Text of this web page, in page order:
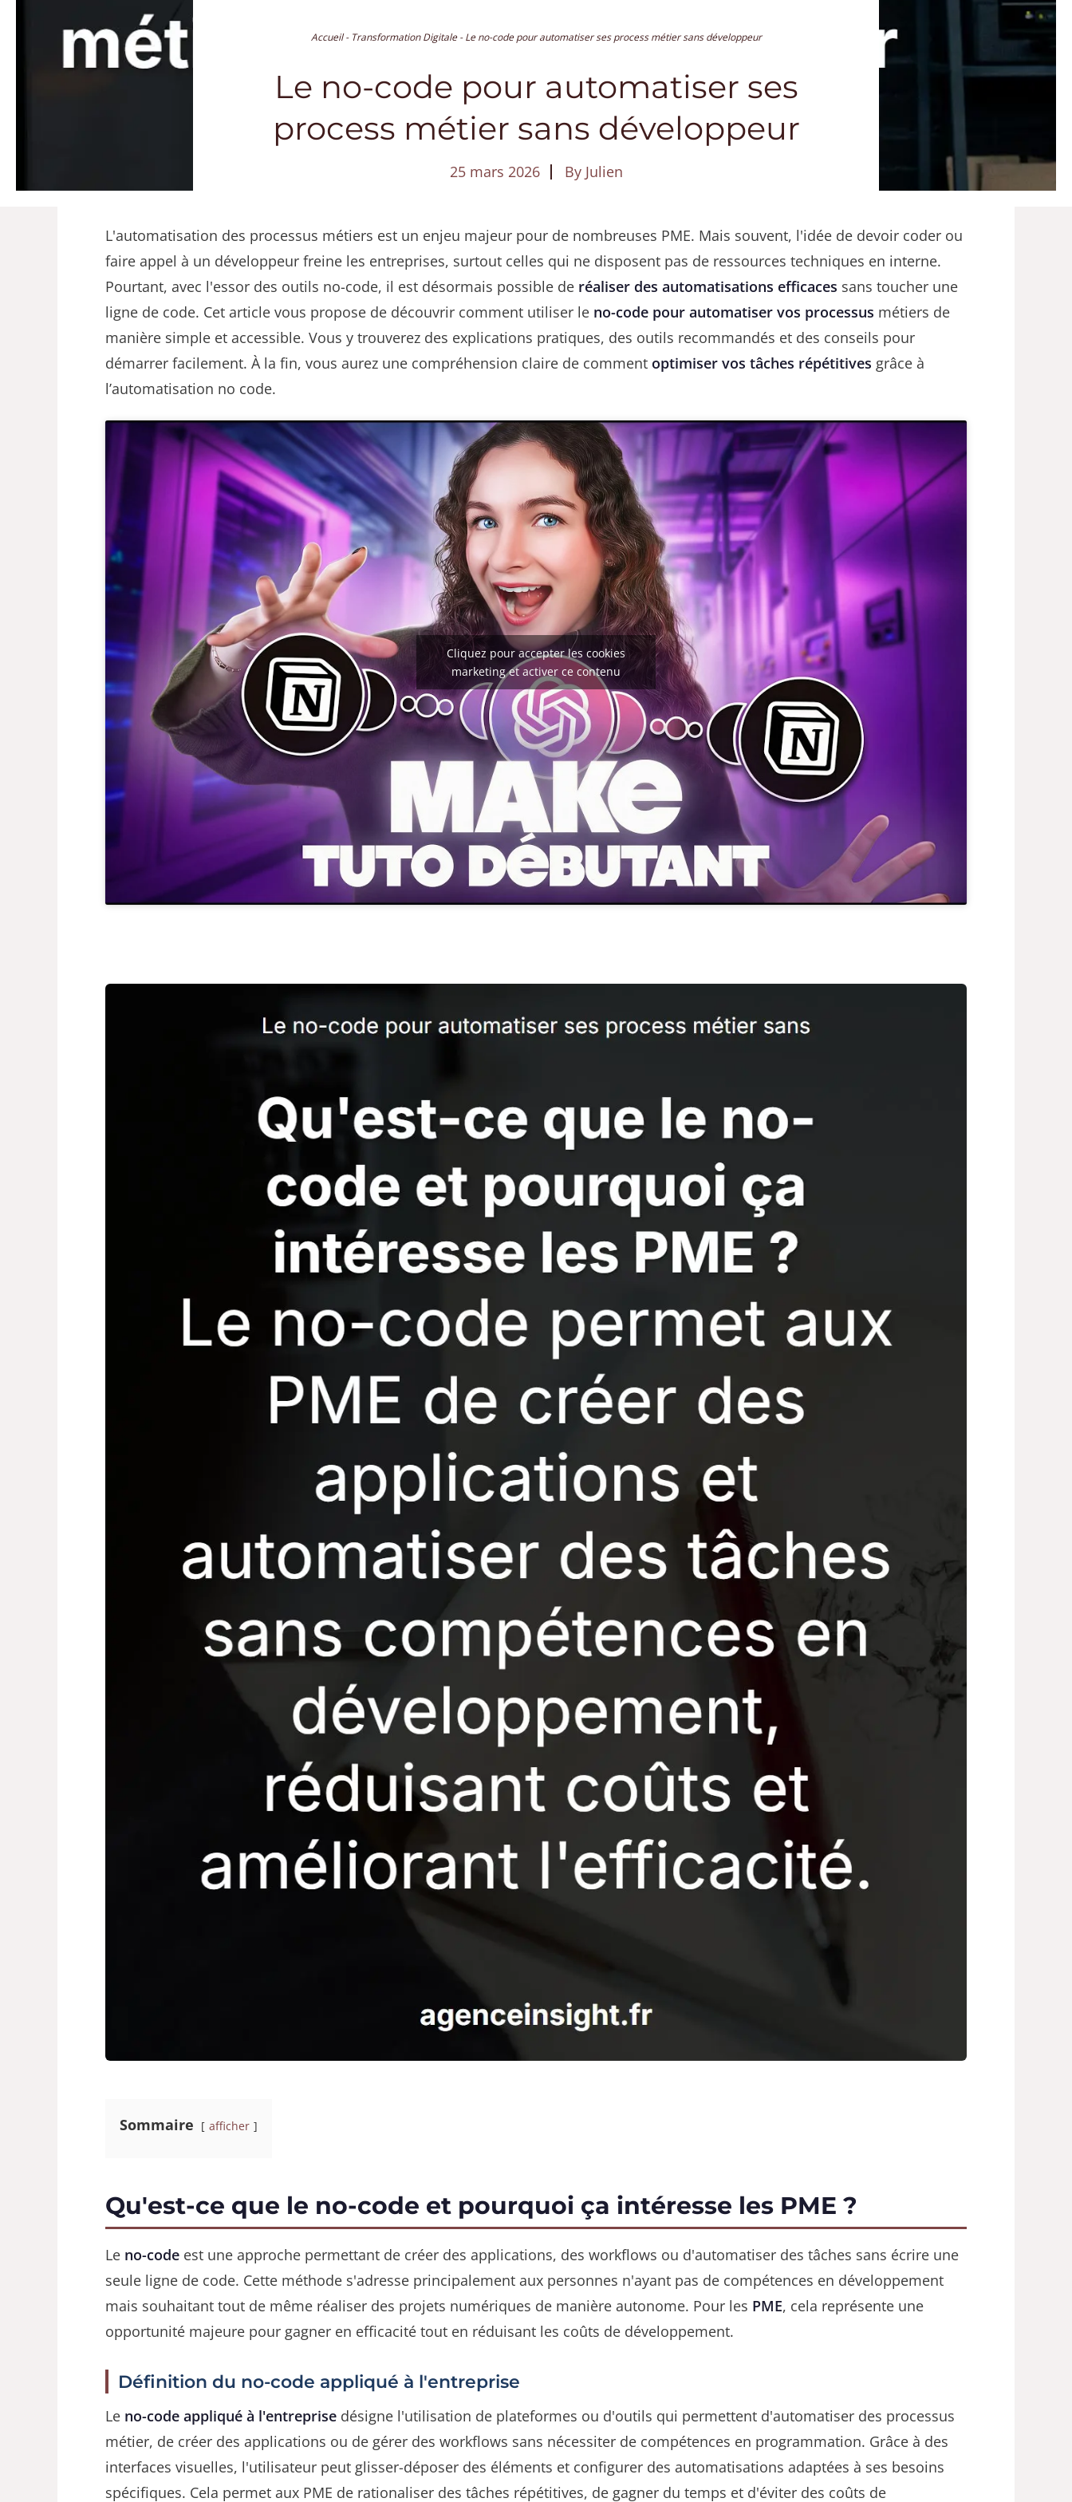
Accueil- Transformation Digitale-Le no-code pour automatiser ses process métier sans développeur
Le no-code pour automatiser ses
process métier sans développeur
25 mars 2026 By Julien
L'automatisation des processus métiers est un enjeu majeur pour de nombreuses PME. Mais souvent, l'idée de devoir coder ou
faire appel à un développeur freine les entreprises, surtout celles qui ne disposent pas de ressources techniques en interne.
Pourtant, avec l'essor des outils no-code, il est désormais possible de réaliser des automatisations efficaces sans toucher une
ligne de code. Cet article vous propose de découvrir comment utiliser le no-code pour automatiser vos processus métiers de
manière simple et accessible. Vous y trouverez des explications pratiques, des outils recommandés et des conseils pour
démarrer facilement. À la fin, vous aurez une compréhension claire de comment optimiser vos tâches répétitives grâce à
l’automatisation no code.
Cliquez pour accepter les cookies
marketing et activer ce contenu
Sommaire afficher
Qu'est-ce que le no-code et pourquoi ça intéresse les PME ?
Le no-code est une approche permettant de créer des applications, des workflows ou d'automatiser des tâches sans écrire une
seule ligne de code. Cette méthode s'adresse principalement aux personnes n'ayant pas de compétences en développement
mais souhaitant tout de même réaliser des projets numériques de manière autonome. Pour les PME, cela représente une
opportunité majeure pour gagner en efficacité tout en réduisant les coûts de développement.
Définition du no-code appliqué à l'entreprise
Le no-code appliqué à l'entreprise désigne l'utilisation de plateformes ou d'outils qui permettent d'automatiser des processus
métier, de créer des applications ou de gérer des workflows sans nécessiter de compétences en programmation. Grâce à des
interfaces visuelles, l'utilisateur peut glisser-déposer des éléments et configurer des automatisations adaptées à ses besoins
spécifiques. Cela permet aux PME de rationaliser des tâches répétitives, de gagner du temps et d'éviter des coûts de